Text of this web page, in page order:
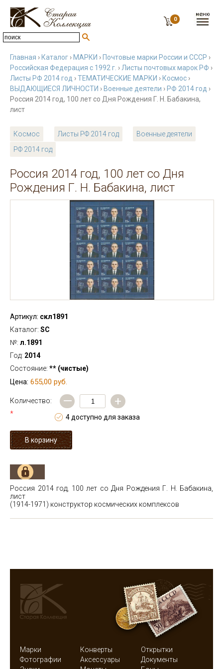
0
Главная › Каталог › МАРКИ › Почтовые марки России и СССР ›
Российская Федерация с 1992 г. › Листы почтовых марок РФ ›
Листы РФ 2014 год ›ТЕМАТИЧЕСКИЕ МАРКИ › Космос ›
ВЫДАЮЩИЕСЯ ЛИЧНОСТИ › Военные деятели › РФ 2014 год ›
Россия 2014 год, 100 лет со Дня Рождения Г. Н. Бабакина,
лист
Космос Листы РФ 2014 год
Военные деятели
РФ 2014 год
Россия 2014 год, 100 лет со Дня
Рождения Г. Н. Бабакина, лист
Артикул: скл1891
Каталог: SC
№: л.1891
Год: 2014
Состояние: ** (чистые)
Цена: 655,00 руб.
Количество:
*
— +
4 доступно для заказа
Россия 2014 год, 100 лет со Дня Рождения Г. Н. Бабакина,
лист
(1914-1971) конструктор космических комплексов
Марки Конверты
Открытки
Фотографии
Аксессуары
Документы